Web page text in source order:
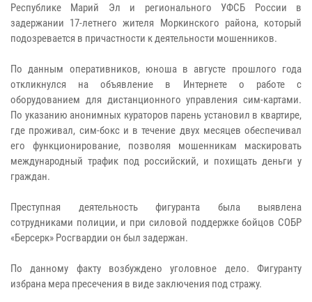
Республике Марий Эл и регионального УФСБ России в
задержании 17-летнего жителя Моркинского района, который
подозревается в причастности к деятельности мошенников.
По данным оперативников, юноша в августе прошлого года
откликнулся на объявление в Интернете о работе с
оборудованием для дистанционного управления сим‑картами.
По указанию анонимных кураторов парень установил в квартире,
где проживал, сим-бокс и в течение двух месяцев обеспечивал
его функционирование, позволяя мошенникам маскировать
международный трафик под российский, и похищать деньги у
граждан.
Преступная деятельность фигуранта была выявлена
сотрудниками полиции, и при силовой поддержке бойцов СОБР
«Берсерк» Росгвардии он был задержан.
По данному факту возбуждено уголовное дело. Фигуранту
избрана мера пресечения в виде заключения под стражу.